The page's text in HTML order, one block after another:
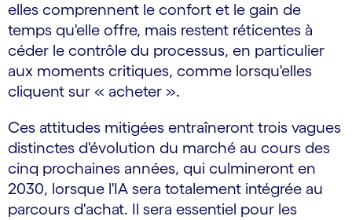
elles comprennent le confort et le gain de
temps qu'elle offre, mais restent réticentes à
céder le contrôle du processus, en particulier
aux moments critiques, comme lorsqu'elles
cliquent sur « acheter ».
Ces attitudes mitigées entraîneront trois vagues
distinctes d'évolution du marché au cours des
cinq prochaines années, qui culmineront en
2030, lorsque l'IA sera totalement intégrée au
parcours d'achat. Il sera essentiel pour les